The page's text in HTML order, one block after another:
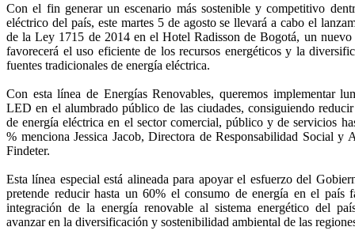
Con el fin generar un escenario más sostenible y competitivo
eléctrico del país, este martes 5 de agosto se llevará a cabo el
de la Ley 1715 de 2014 en el Hotel Radisson de Bogotá, un nuevo
favorecerá el uso eficiente de los recursos energéticos y la
fuentes tradicionales de energía eléctrica.
Con esta línea de Energías Renovables, queremos implementar
LED en el alumbrado público de las ciudades, consiguiendo
de energía eléctrica en el sector comercial, público y de servicios
% menciona Jessica Jacob, Directora de Responsabilidad Social y
Findeter.
Esta línea especial está alineada para apoyar el esfuerzo del
pretende reducir hasta un 60% el consumo de energía en el país
integración de la energía renovable al sistema energético del
avanzar en la diversificación y sostenibilidad ambiental de las